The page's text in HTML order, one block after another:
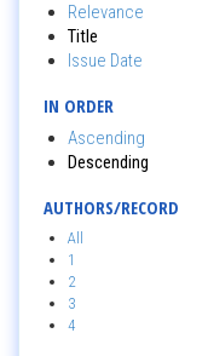
Relevance
Title
Issue Date
IN ORDER
Ascending
Descending
AUTHORS/RECORD
All
1
2
3
4